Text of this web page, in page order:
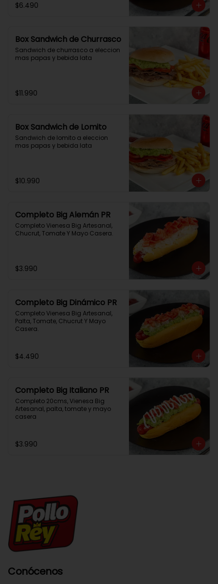
$6.490
Box Sandwich de Churrasco
Sandwich de churrasco a eleccion
mas papas y bebida lata
$11.990
Box Sandwich de Lomito
Sandwich de lomito a eleccion
mas papas y bebida lata
$10.990
Completo Big Alemán PR
Completo Vienesa Big Artesanal,
Chucrut, Tomate Y Mayo Casera.
$3.990
Completo Big Dinámico PR
Completo Vienesa Big Artesanal,
Palta, Tomate, Chucrut Y Mayo
Casera.
$4.490
Completo Big Italiano PR
Completo 20cms, Vienesa Big
Artesanal, palta, tomate y mayo
casera
$3.990
Conócenos